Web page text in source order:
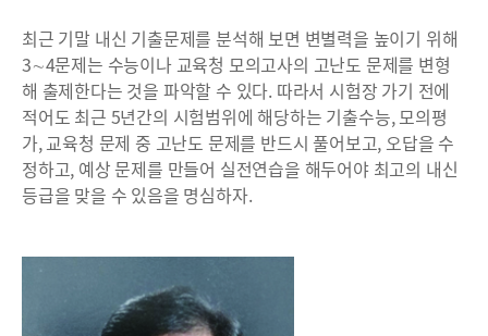
최근 기말 내신 기출문제를 분석해 보면 변별력을 높이기 위해
3∼4문제는 수능이나 교육청 모의고사의 고난도 문제를 변형
해 출제한다는 것을 파악할 수 있다. 따라서 시험장 가기 전에
적어도 최근 5년간의 시험범위에 해당하는 기출수능, 모의평
가, 교육청 문제 중 고난도 문제를 반드시 풀어보고, 오답을 수
정하고, 예상 문제를 만들어 실전연습을 해두어야 최고의 내신
등급을 맞을 수 있음을 명심하자.